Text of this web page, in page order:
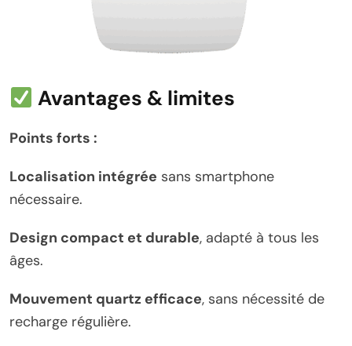
Avantages & limites
Points forts :
Localisation intégrée sans smartphone
nécessaire.
Design compact et durable, adapté à tous les
âges.
Mouvement quartz efficace, sans nécessité de
recharge régulière.